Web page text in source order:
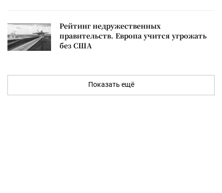
Рейтинг недружественных
правительств. Европа учится угрожать
без США
Показать ещё